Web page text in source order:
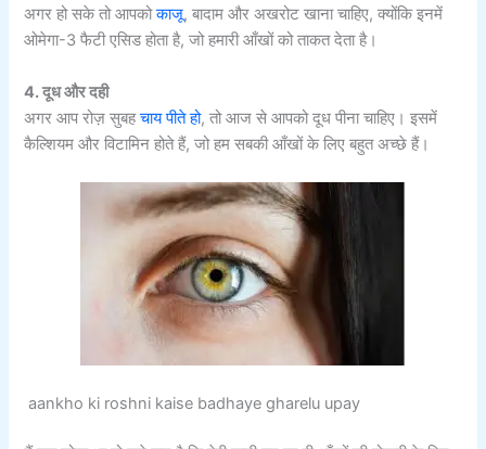
अगर हो सके तो आपकोकाजू, बादाम और अखरोट खाना चाहिए, क्योंकि इनमें
ओमेगा-3 फैटी एसिड होता है, जो हमारी आँखों को ताकत देता है।
4. दूध और दही
अगर आप रोज़ सुबहचाय पीते हो, तो आज से आपको दूध पीना चाहिए। इसमें
कैल्शियम और विटामिन होते हैं, जो हम सबकी आँखों के लिए बहुत अच्छे हैं।
aankho ki roshni kaise badhaye gharelu upay